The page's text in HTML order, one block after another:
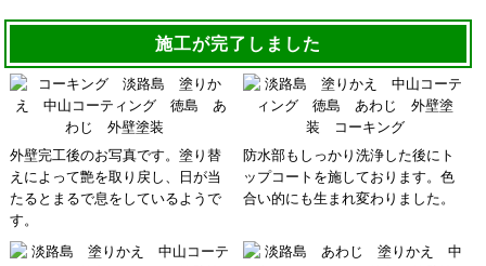
施工が完了しました
外壁完工後のお写真です。塗り替
えによって艶を取り戻し、日が当
たるとまるで息をしているようで
す。
防水部もしっかり洗浄した後にト
ップコートを施しております。色
合い的にも生まれ変わりました。